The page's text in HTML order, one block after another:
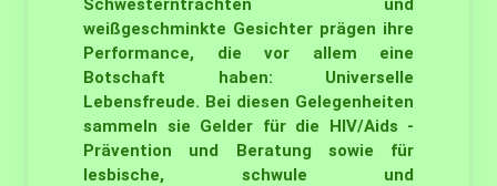
Schwesterntrachten und
weißgeschminkte Gesichter prägen ihre
Performance, die vor allem eine
Botschaft haben: Universelle
Lebensfreude. Bei diesen Gelegenheiten
sammeln sie Gelder für die HIV/Aids -
Prävention und Beratung sowie für
lesbische, schwule und